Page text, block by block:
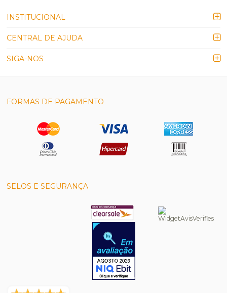
INSTITUCIONAL
CENTRAL DE AJUDA
SIGA-NOS
FORMAS DE PAGAMENTO
SELOS E SEGURANÇA